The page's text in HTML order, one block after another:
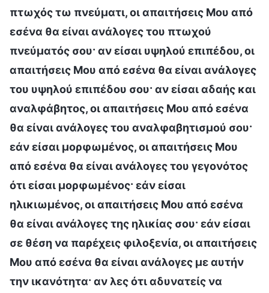
πτωχός τω πνεύματι, οι απαιτήσεις Μου από
εσένα θα είναι ανάλογες του πτωχού
πνεύματός σου· αν είσαι υψηλού επιπέδου, οι
απαιτήσεις Μου από εσένα θα είναι ανάλογες
του υψηλού επιπέδου σου· αν είσαι αδαής και
αναλφάβητος, οι απαιτήσεις Μου από εσένα
θα είναι ανάλογες του αναλφαβητισμού σου·
εάν είσαι μορφωμένος, οι απαιτήσεις Μου
από εσένα θα είναι ανάλογες του γεγονότος
ότι είσαι μορφωμένος· εάν είσαι
ηλικιωμένος, οι απαιτήσεις Μου από εσένα
θα είναι ανάλογες της ηλικίας σου· εάν είσαι
σε θέση να παρέχεις φιλοξενία, οι απαιτήσεις
Μου από εσένα θα είναι ανάλογες με αυτήν
την ικανότητα· αν λες ότι αδυνατείς να